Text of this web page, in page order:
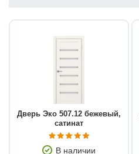
Дверь Эко 507.12 бежевый,
сатинат
В наличии